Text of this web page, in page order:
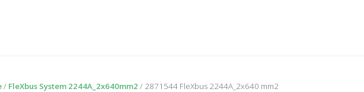
/ FleXbus System 2244A_2x640mm2 / 2871544 FleXbus 2244A_2x640 mm2